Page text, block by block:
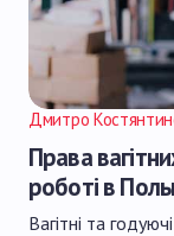
Дмитро
Права
роботі в
Вагітні та